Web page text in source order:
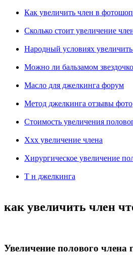
Как увеличить член в
Сколько стоит увеличение
Народный условиях
Можно ли бальзамом
Масло для джелкинга форум
Метод джелкинга отзывы фото
Стоимость увеличения
Ххх увеличение члена
Хирургическое увеличение
Т н джелкинга
как увеличить член
Увеличение полового члена